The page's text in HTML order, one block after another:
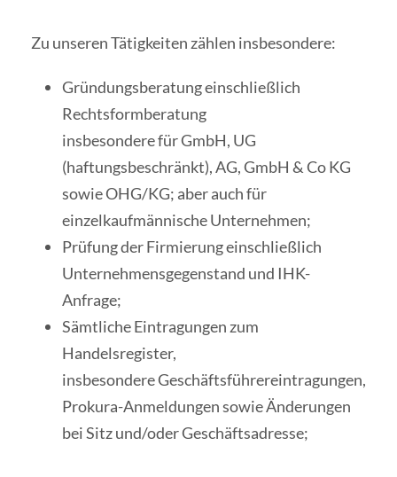
Zu unseren Tätigkeiten zählen insbesondere:
Gründungsberatung einschließlich
Rechtsformberatung
insbesondere für GmbH, UG
(haftungsbeschränkt), AG, GmbH & Co KG
sowie OHG/KG; aber auch für
einzelkaufmännische Unternehmen;
Prüfung der Firmierung einschließlich
Unternehmensgegenstand und IHK-
Anfrage;
Sämtliche Eintragungen zum
Handelsregister,
insbesondere Geschäftsführereintragungen,
Prokura-Anmeldungen sowie Änderungen
bei Sitz und/oder Geschäftsadresse;